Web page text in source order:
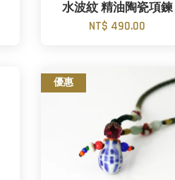
水波紋 精油陶瓷項鍊
NT$ 490.00
優惠